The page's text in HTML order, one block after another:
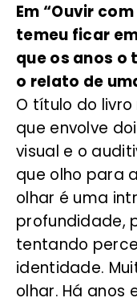
Em “Ouvir
temeu ficar
que os anos o
o relato de
O título do
que envolve
visual e o
que olho para
olhar é uma
profundidade,
tentando
identidade.
olhar. Há anos